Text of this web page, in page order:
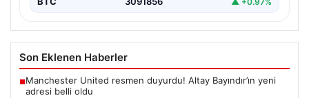
Son Eklenen Haberler
■Manchester United resmen duyurdu! Altay Bayındır’ın yeni
adresi belli oldu